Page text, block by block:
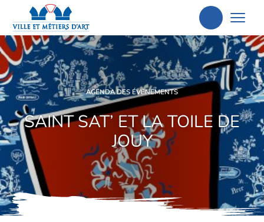
Aller
à
la
recherche
AGENDA DES ÉVÈNEMENTS
SAINT SAT’ ET LA TOILE DE
JOUY